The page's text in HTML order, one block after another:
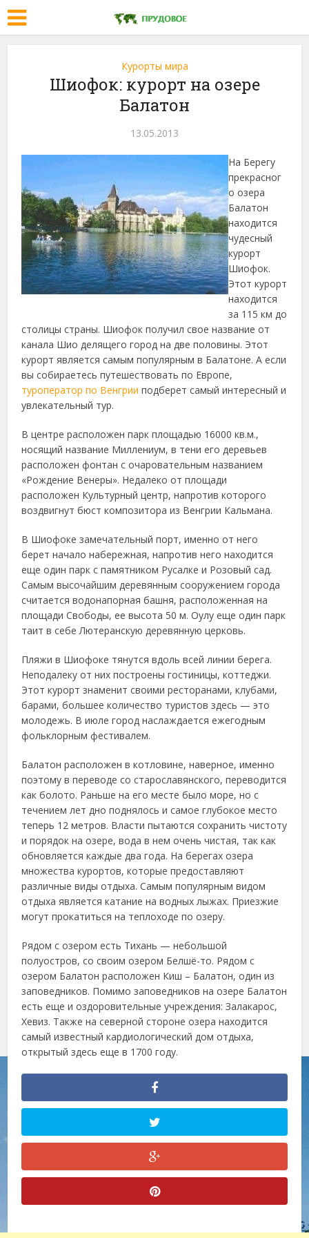
Курорты мира
Шиофок: курорт на озере
Балатон
13.05.2013
На Берегу
прекрасног
о озера
Балатон
находится
чудесный
курорт
Шиофок.
Этот курорт
находится
за 115 км до
столицы страны. Шиофок получил свое название от
канала Шио делящего город на две половины. Этот
курорт является самым популярным в Балатоне. А если
вы собираетесь путешествовать по Европе,
туроператор по Венгрии подберет самый интересный и
увлекательный тур.
В центре расположен парк площадью 16000 кв.м.,
носящий название Миллениум, в тени его деревьев
расположен фонтан с очаровательным названием
«Рождение Венеры». Недалеко от площади
расположен Культурный центр, напротив которого
воздвигнут бюст композитора из Венгрии Кальмана.
В Шиофоке замечательный порт, именно от него
берет начало набережная, напротив него находится
еще один парк с памятником Русалке и Розовый сад.
Самым высочайшим деревянным сооружением города
считается водонапорная башня, расположенная на
площади Свободы, ее высота 50 м. Оулу еще один парк
таит в себе Лютеранскую деревянную церковь.
Пляжи в Шиофоке тянутся вдоль всей линии берега.
Неподалеку от них построены гостиницы, коттеджи.
Этот курорт знаменит своими ресторанами, клубами,
барами, большее количество туристов здесь — это
молодежь. В июле город наслаждается ежегодным
фольклорным фестивалем.
Балатон расположен в котловине, наверное, именно
поэтому в переводе со старославянского, переводится
как болото. Раньше на его месте было море, но с
течением лет дно поднялось и самое глубокое место
теперь 12 метров. Власти пытаются сохранить чистоту
и порядок на озере, вода в нем очень чистая, так как
обновляется каждые два года. На берегах озера
множества курортов, которые предоставляют
различные виды отдыха. Самым популярным видом
отдыха является катание на водных лыжах. Приезжие
могут прокатиться на теплоходе по озеру.
Рядом с озером есть Тихань — небольшой
полуостров, со своим озером Белшё-то. Рядом с
озером Балатон расположен Киш – Балатон, один из
заповедников. Помимо заповедников на озере Балатон
есть еще и оздоровительные учреждения: Залакарос,
Хевиз. Также на северной стороне озера находится
самый известный кардиологический дом отдыха,
открытый здесь еще в 1700 году.